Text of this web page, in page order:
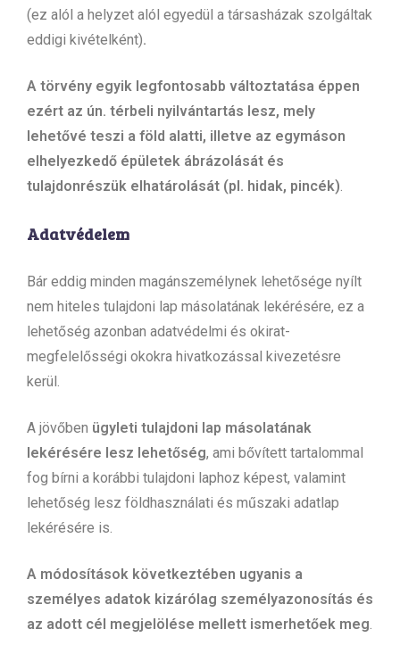
(ez alól a helyzet alól egyedül a társasházak szolgáltak
eddigi kivételként).
A törvény egyik legfontosabb változtatása éppen
ezért az ún. térbeli nyilvántartás lesz, mely
lehetővé teszi a föld alatti, illetve az egymáson
elhelyezkedő épületek ábrázolását és
tulajdonrészük elhatárolását (pl. hidak, pincék).
Adatvédelem
Bár eddig minden magánszemélynek lehetősége nyílt
nem hiteles tulajdoni lap másolatának lekérésére, ez a
lehetőség azonban adatvédelmi és okirat-
megfelelősségi okokra hivatkozással kivezetésre
kerül.
A jövőben ügyleti tulajdoni lap másolatának
lekérésére lesz lehetőség, ami bővített tartalommal
fog bírni a korábbi tulajdoni laphoz képest, valamint
lehetőség lesz földhasználati és műszaki adatlap
lekérésére is.
A módosítások következtében ugyanis a
személyes adatok kizárólag személyazonosítás és
az adott cél megjelölése mellett ismerhetőek meg.